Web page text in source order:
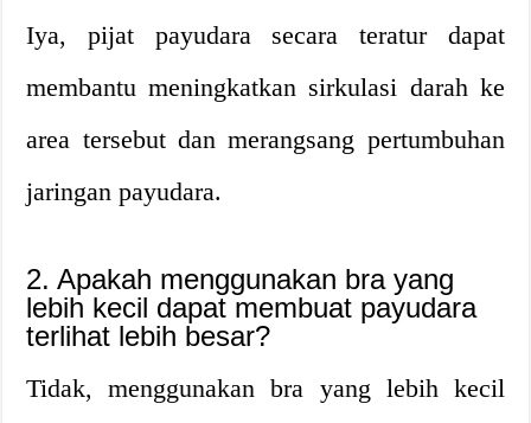
Iya, pijat payudara secara teratur dapat
membantu meningkatkan sirkulasi darah ke
area tersebut dan merangsang pertumbuhan
jaringan payudara.
2. Apakah menggunakan bra yang
lebih kecil dapat membuat payudara
terlihat lebih besar?
Tidak, menggunakan bra yang lebih kecil